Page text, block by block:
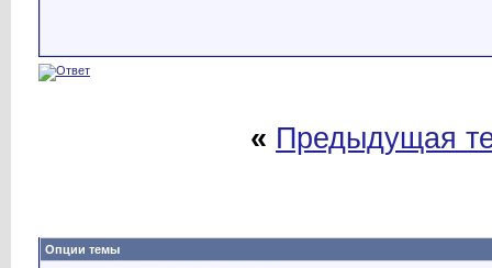
« Предыдущая
Опции темы